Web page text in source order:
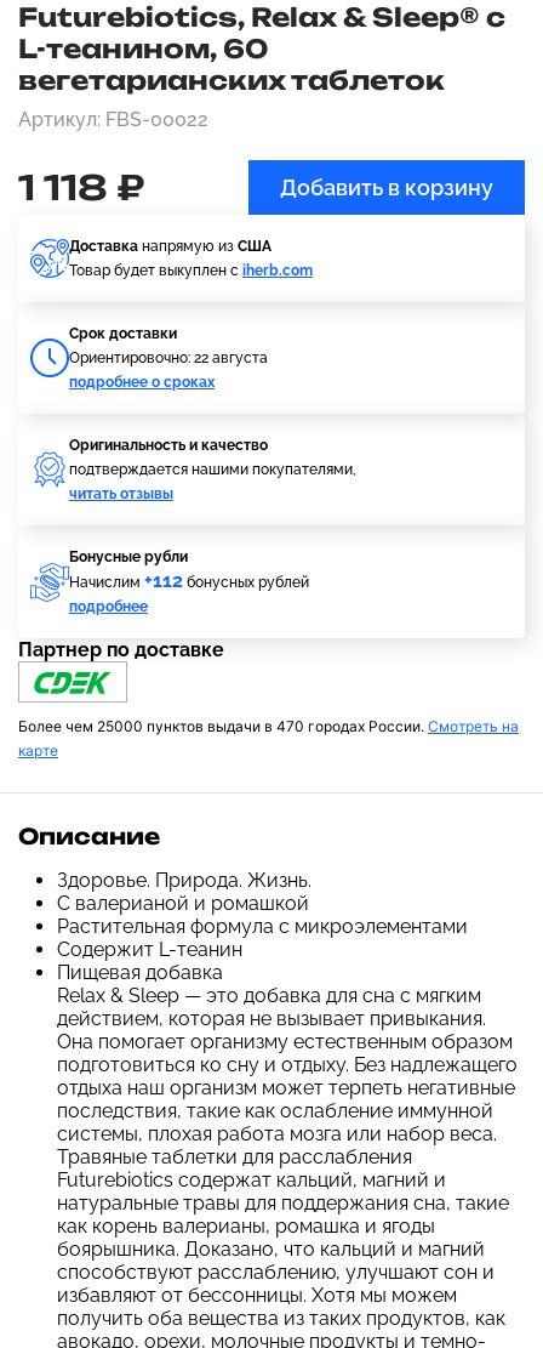
Futurebiotics, Relax & Sleep® с
L-теанином, 60
вегетарианских таблеток
Артикул: FBS-00022
1 118 ₽ Добавить в корзину
Доставка напрямую из США
Товар будет выкуплен с iherb.com
Cрок доставки
Ориентировочно: 22 августа
подробнее о сроках
Оригинальность и качество
подтверждается нашими покупателями,
читать отзывы
Бонусные рубли
Начислим +112 бонусных рублей
подробнее
Партнер по доставке
Более чем 25000 пунктов выдачи в 470 городах России. Смотреть на
карте
Описание
Здоровье. Природа. Жизнь.
С валерианой и ромашкой
Растительная формула с микроэлементами
Содержит L-теанин
Пищевая добавка
Relax & Sleep — это добавка для сна с мягким
действием, которая не вызывает привыкания.
Она помогает организму естественным образом
подготовиться ко сну и отдыху. Без надлежащего
отдыха наш организм может терпеть негативные
последствия, такие как ослабление иммунной
системы, плохая работа мозга или набор веса.
Травяные таблетки для расслабления
Futurebiotics содержат кальций, магний и
натуральные травы для поддержания сна, такие
как корень валерианы, ромашка и ягоды
боярышника. Доказано, что кальций и магний
способствуют расслаблению, улучшают сон и
избавляют от бессонницы. Хотя мы можем
получить оба вещества из таких продуктов, как
авокадо, орехи, молочные продукты и темно-